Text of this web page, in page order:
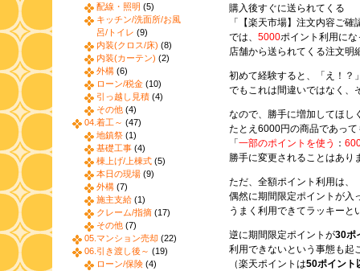
購入後すぐに送られてくる
「【楽天市場】注文内容ご
では、 5000ポイント利用に
店舗から送られてくる注文明
初めて経験すると、「え！？
でもこれは間違いではなく、
なので、勝手に増加してほし
たとえ6000円の商品であって
「 一部のポイントを使う ：
勝手に変更されることはあり
ただ、全額ポイント利用は、
偶然に期間限定ポイントが入
うまく利用できてラッキーと
逆に期間限定ポイントが30ポ
利用できないという事態も起
（楽天ポイントは50ポイント
配線・照明 (5)
キッチン/洗面所/お風
呂/トイレ (9)
内装(クロス/床) (8)
内装(カーテン) (2)
外構 (6)
ローン/税金 (10)
引っ越し見積 (4)
その他 (4)
04.着工～ (47)
地鎮祭 (1)
基礎工事 (4)
棟上げ/上棟式 (5)
本日の現場 (9)
外構 (7)
施主支給 (1)
クレーム/指摘 (17)
その他 (7)
05.マンション売却 (22)
06.引き渡し後～ (19)
ローン/保険 (4)